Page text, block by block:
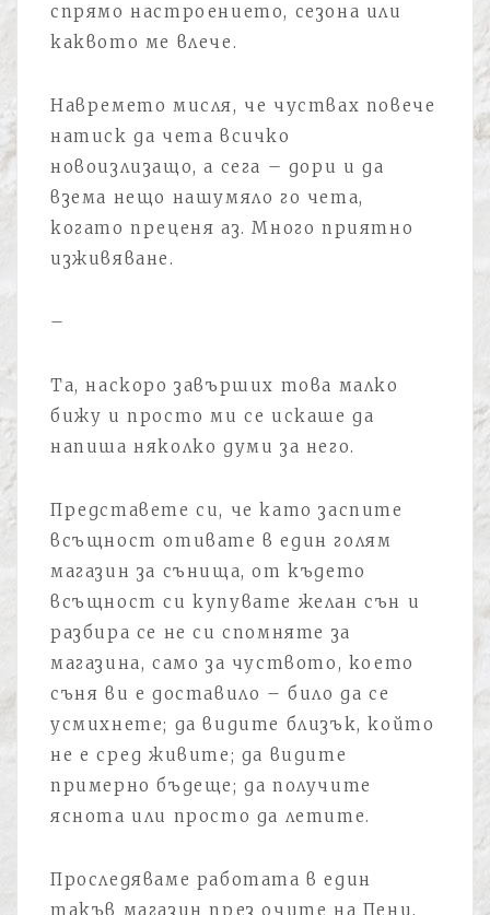
спрямо настроението, сезона или
каквото ме влече.
Навремето мисля, че чуствах повече
натиск да чета всичко
новоизлизащо, а сега – дори и да
взема нещо нашумяло го чета,
когато преценя аз. Много приятно
изживяване.
–
Та, наскоро завърших това малко
бижу и просто ми се искаше да
напиша няколко думи за него.
Представете си, че като заспите
всъщност отивате в един голям
магазин за сънища, от където
всъщност си купувате желан сън и
разбира се не си спомняте за
магазина, само за чуството, което
съня ви е доставило – било да се
усмихнете; да видите близък, който
не е сред живите; да видите
примерно бъдеще; да получите
яснота или просто да летите.
Проследяваме работата в един
такъв магазин през очите на Пени,